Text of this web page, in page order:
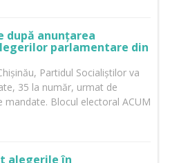
după anunțarea
parlamentare din
Partidul Socialiștilor va
35 la număr, urmat de
mandate. Blocul electoral ACUM
alegerile în